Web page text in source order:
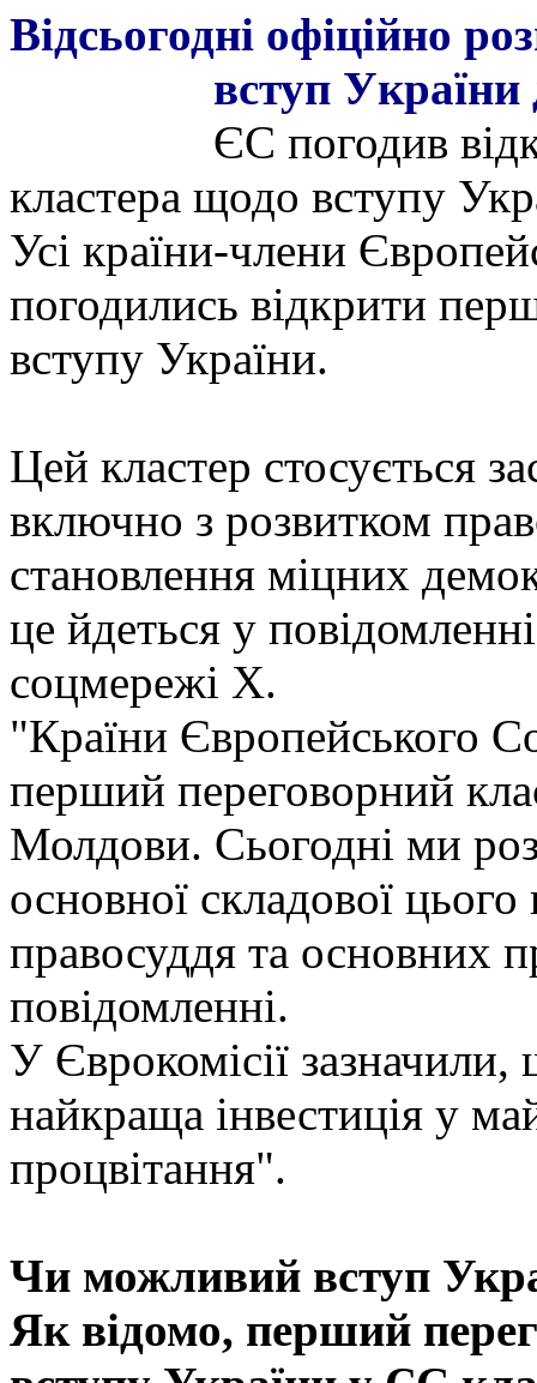
Відсьогодні офіційно
вступ України
ЄС погодив
кластера щодо вступу
Усі країни-члени
погодились відкрити
вступу України.
Цей кластер стосується
включно з розвитком
становлення міцних
це йдетьcя у
соцмережі X.
"Країни Європейського
перший переговорний
Молдови. Сьогодні ми
основної складової
правосуддя та основних
повідомленні.
У Єврокомісії
найкраща інвестиція у
процвітання".
Чи можливий вступ
Як відомо, перший